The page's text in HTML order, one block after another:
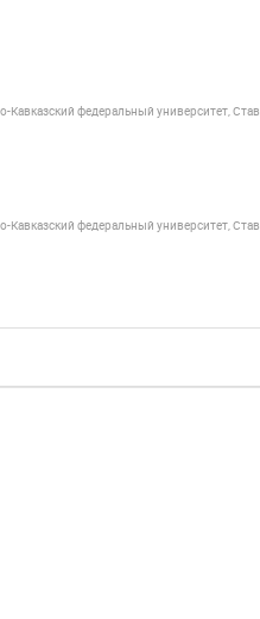
Кавказский федеральный университет,
Кавказский федеральный университет,